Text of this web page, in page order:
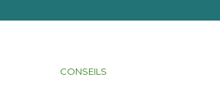
CONSEILS